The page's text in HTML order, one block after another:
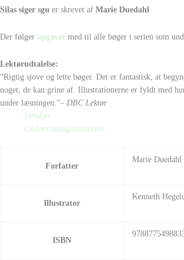
Silas siger sgu er skrevet af Marie Duedahl
Der følger opgaver med til alle bøger i serien som
Lektørudtalelse:
“Rigtig sjove og lette bøger. Det er fantastisk, at
noget, de kan grine af. Illustrationerne er fyldt med
under læsningen.”– DBC Lektør
Detaljer
Undervisningsmaterialer
Forfatter
Marie Duedahl
Illustrator
Kenneth
ISBN